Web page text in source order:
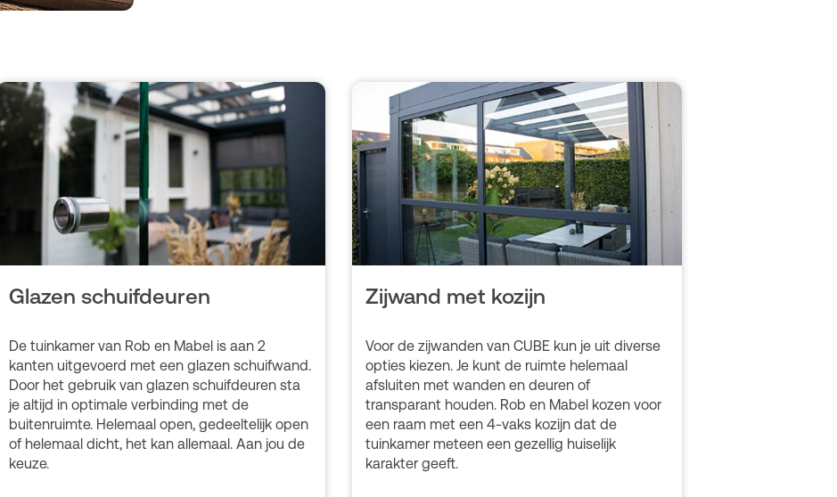
Glazen schuifdeuren
De tuinkamer van Rob en Mabel is aan 2
kanten uitgevoerd met een glazen schuifwand.
Door het gebruik van glazen schuifdeuren sta
je altijd in optimale verbinding met de
buitenruimte. Helemaal open, gedeeltelijk open
of helemaal dicht, het kan allemaal. Aan jou de
keuze.
Zijwand met kozijn
Voor de zijwanden van CUBE kun je uit diverse
opties kiezen. Je kunt de ruimte helemaal
afsluiten met wanden en deuren of
transparant houden. Rob en Mabel kozen voor
een raam met een 4-vaks kozijn dat de
tuinkamer meteen een gezellig huiselijk
karakter geeft.